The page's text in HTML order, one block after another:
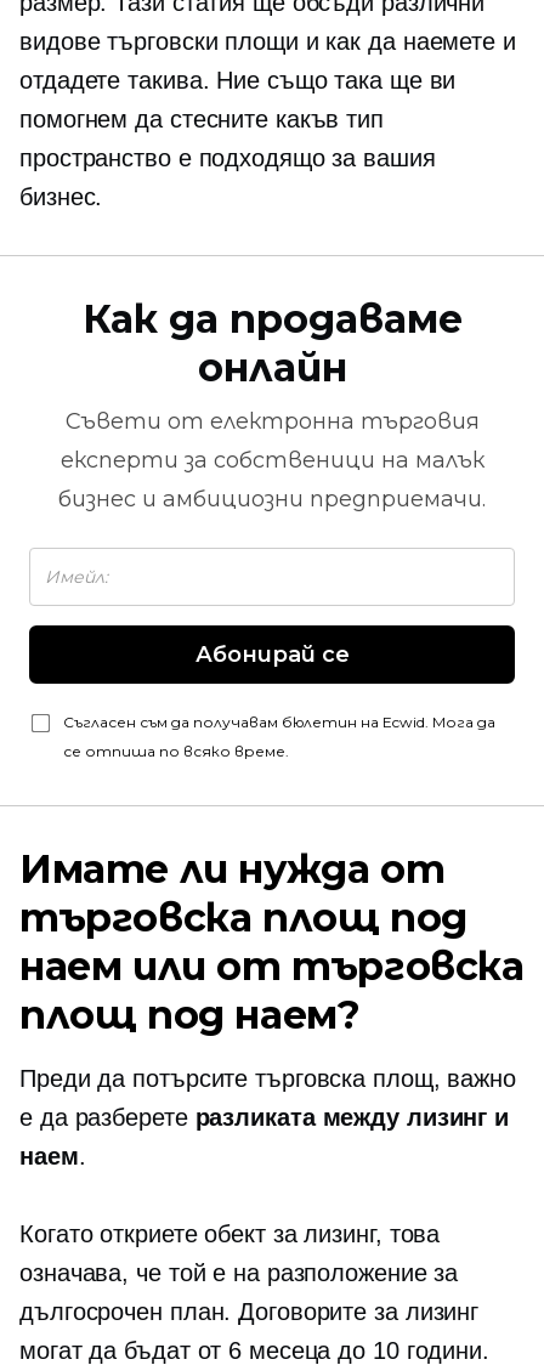
видове търговски площи и как да наемете и
отдадете такива. Ние също така ще ви
помогнем да стесните какъв тип
пространство е подходящо за вашия
бизнес.
Как да продаваме
онлайн
Съвети от електронна търговия
експерти за собственици на малък
бизнес и амбициозни предприемачи.
Абонирай се
Съгласен съм да получавам бюлетин на Ecwid. Мога да
се отпиша по всяко време.
Имате ли нужда от
търговска площ под
наем или от търговска
площ под наем?
Преди да потърсите търговска площ, важно
е да разберете разликата между лизинг и
наем.
Когато откриете обект за лизинг, това
означава, че той е на разположение за
дългосрочен план. Договорите за лизинг
могат да бъдат от 6 месеца до 10 години.